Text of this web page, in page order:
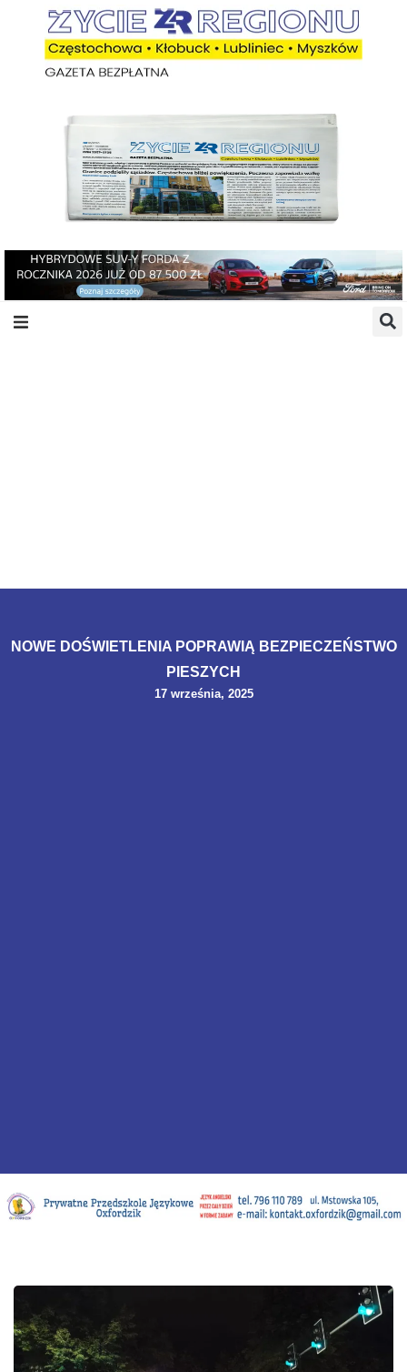
NOWE DOŚWIETLENIA POPRAWIĄ BEZPIECZEŃSTWO
PIESZYCH
17 września, 2025